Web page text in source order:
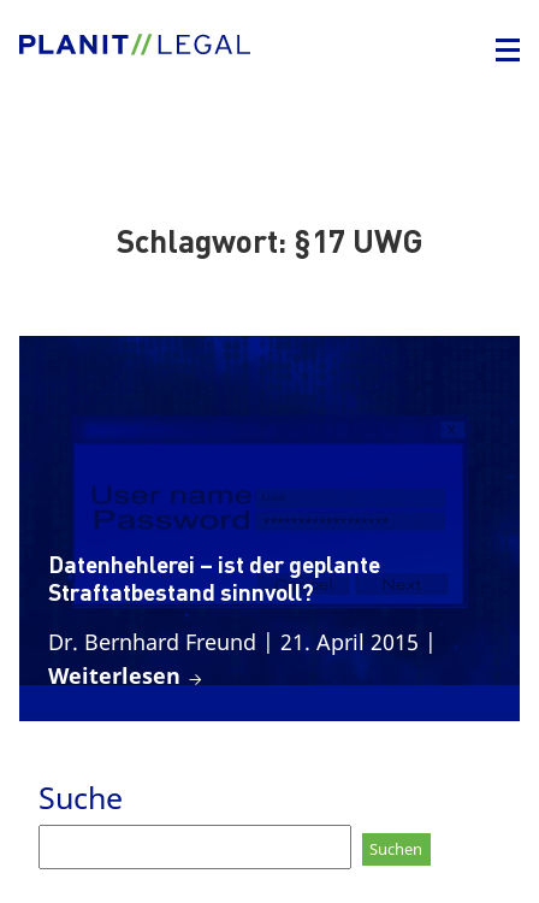
Schlagwort: §17 UWG
Datenhehlerei – ist der geplante
Straftatbestand sinnvoll?
Dr. Bernhard Freund | 21. April 2015 |
Weiterlesen
Suche
nach: